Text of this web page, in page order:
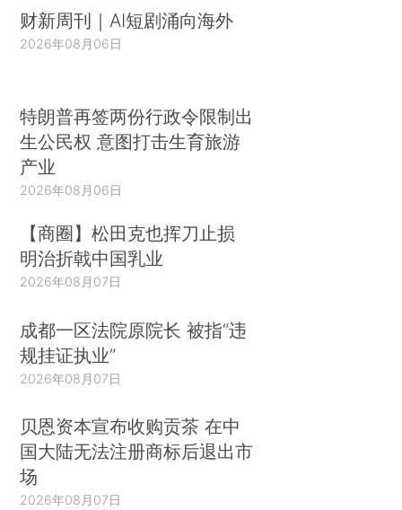
财新周刊｜AI短剧涌向海外
2026年08月06日
特朗普再签两份行政令限制出
生公民权 意图打击生育旅游
产业
2026年08月06日
【商圈】松田克也挥刀止损
明治折戟中国乳业
2026年08月07日
成都一区法院原院长 被指“违
规挂证执业”
2026年08月07日
贝恩资本宣布收购贡茶 在中
国大陆无法注册商标后退出市
场
2026年08月07日